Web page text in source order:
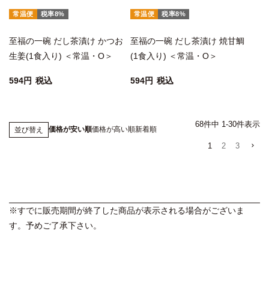
常温便 税率8%
至福の一碗 だし茶漬け かつお
生姜(1食入り) ＜常温・O＞
594 税込
常温便 税率8%
至福の一碗 だし茶漬け 焼甘鯛
(1食入り) ＜常温・O＞
594 税込
並び替え 価格が安い順価格が高い順新着順
68件中 1 -30件表示
1 2 3
※すでに販売期間が終了した商品が表示される場合がございま
す。予めご了承下さい。